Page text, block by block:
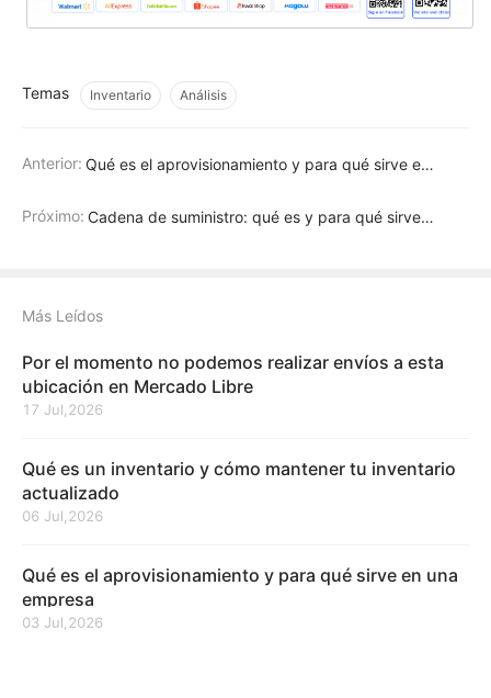
Temas Inventario Análisis
Anterior: Qué es el aprovisionamiento y para qué sirve en una empresa
Próximo: Cadena de suministro: qué es y para qué sirve en eCommerce
Más Leídos
Por el momento no podemos realizar envíos a esta
ubicación en Mercado Libre
17 Jul,2026
Qué es un inventario y cómo mantener tu inventario
actualizado
06 Jul,2026
Qué es el aprovisionamiento y para qué sirve en una
empresa
03 Jul,2026